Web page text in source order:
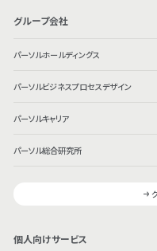
グループ会社
パーソルホールディングス
パーソルビジネスプロセスデザイン
パーソルキャリア
パーソル総合研究所
個人向けサービス